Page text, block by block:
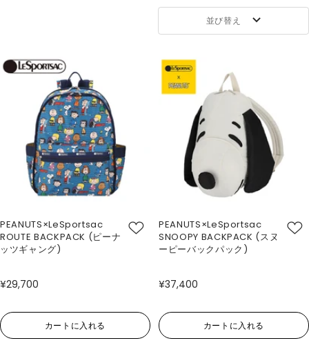
並び替え
PEANUTS×LeSportsac
ROUTE BACKPACK (ピーナ
ッツギャング)
¥29,700
カートに入れる
PEANUTS×LeSportsac
SNOOPY BACKPACK (スヌ
ーピーバックパック)
¥37,400
カートに入れる